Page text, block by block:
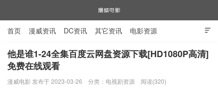
漫威电影

首页 漫威资讯 DC资讯 其它资讯 电影资源
电视剧资源 漫威图片
他是谁1-24全集百度云网盘资源下载[HD1080P高清]
免费在线观看
漫威电影 发布于 2023-03-26 分类： 电视剧资源 阅读(320)